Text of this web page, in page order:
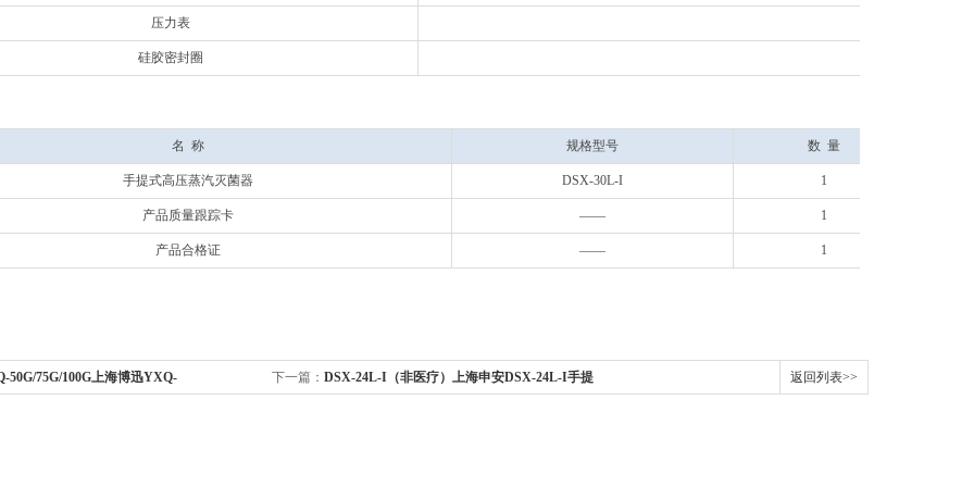
压力表
硅胶密封圈
名 称
规格型号 数 量
手提式高压蒸汽灭菌器 DSX-30L-I 1
产品质量跟踪卡 —— 1
产品合格证 —— 1
50G/75G/100G上海博迅YXQ- 下一篇： DSX-24L-I（非医疗）上海申安DSX-24L-I手提 返回列表>>